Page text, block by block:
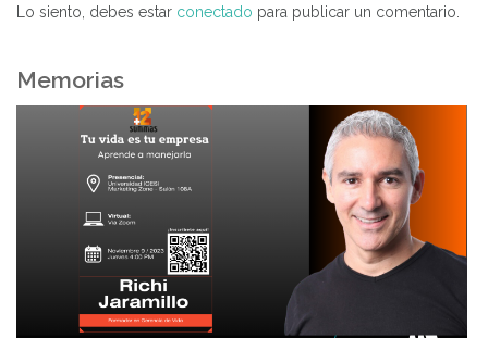
entradas
Lo siento, debes estar conectado para publicar un comentario.
Memorias